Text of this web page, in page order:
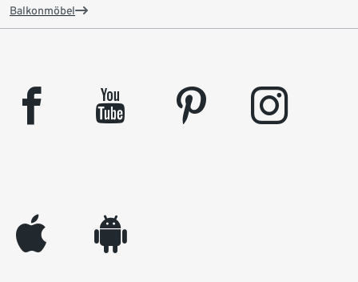
Balkonmöbel
facebook youtube pinterest instagram
appleinc android